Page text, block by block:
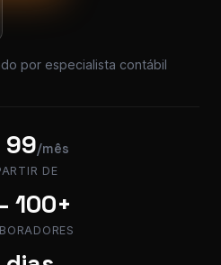
por especialista contábil
99/mês
DE
100+